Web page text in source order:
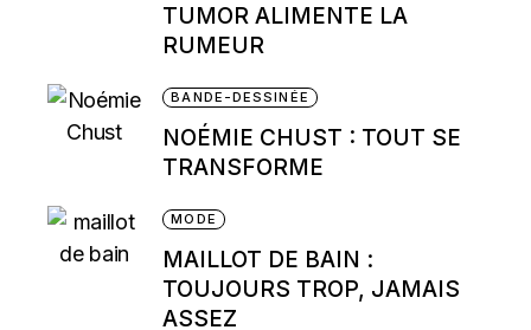
TUMOR ALIMENTE LA
RUMEUR
BANDE-DESSINÉE
NOÉMIE CHUST : TOUT SE
TRANSFORME
MODE
MAILLOT DE BAIN :
TOUJOURS TROP, JAMAIS
ASSEZ